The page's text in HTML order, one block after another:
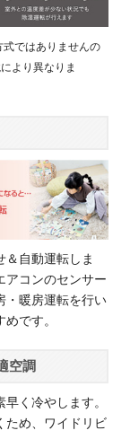
ではありませんの
より異なりま
＆自動運転しま
アコンのセンサー
・暖房運転を行い
です。
空調
く冷やします。
ため、ワイドリビ